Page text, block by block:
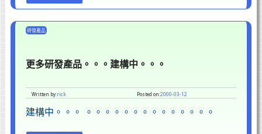
"生
物
片
影
像
研發產品
更多研發產品。。。建構中。。。
Written by:rick Posted on:2000-03-12
建構中。。。 。。。。。。。。。。。。。。